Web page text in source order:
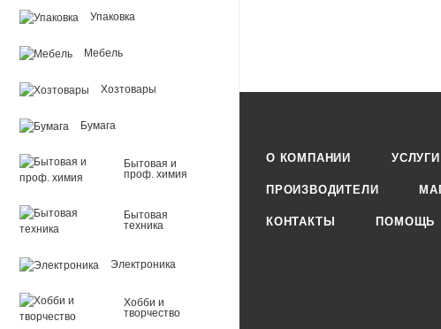
Упаковка
Мебель
Хозтовары
Бумага
Бытовая и
проф. химия
Бытовая
техника
Электроника
Хобби и
творчество
О КОМПАНИИ УСЛУГИ
ПРОИЗВОДИТЕЛИ
КОНТАКТЫ ПОМОЩЬ